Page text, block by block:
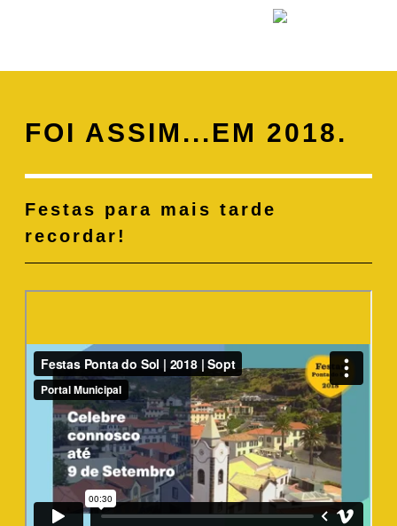
FOI ASSIM...EM 2018.
Festas para mais tarde
recordar!